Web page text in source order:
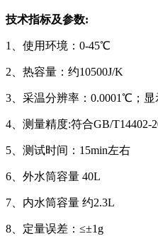
技术指标及参数:
1、使用环境：0-45℃
2、热容量：约10500J/K
3、采温分辨率：0.0001℃；
4、测量精度:符合GB/T14402-
5、测试时间：15min左右
6、外水筒容量 40L
7、内水筒容量 约2.3L
8、定量误差：≤±1g